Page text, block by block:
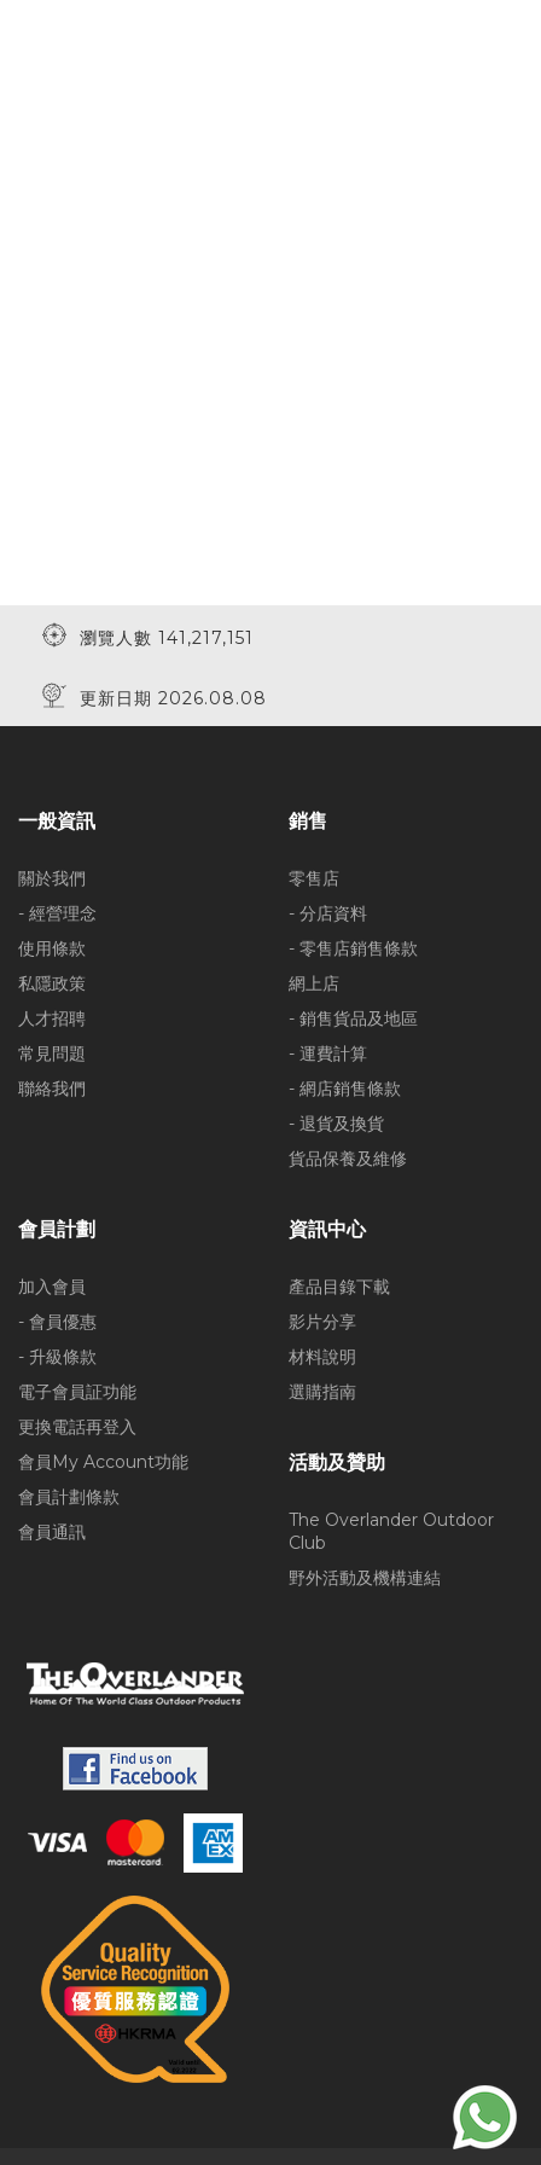
瀏覽人數 141,217,151
更新日期 2026.08.08
一般資訊
關於我們
- 經營理念
使用條款
私隱政策
人才招聘
常見問題
聯絡我們
銷售
零售店
- 分店資料
- 零售店銷售條款
網上店
- 銷售貨品及地區
- 運費計算
- 網店銷售條款
- 退貨及換貨
貨品保養及維修
會員計劃
加入會員
- 會員優惠
- 升級條款
電子會員証功能
更換電話再登入
會員My Account功能
會員計劃條款
會員通訊
資訊中心
產品目錄下載
影片分享
材料說明
選購指南
活動及贊助
The Overlander Outdoor
Club
野外活動及機構連結